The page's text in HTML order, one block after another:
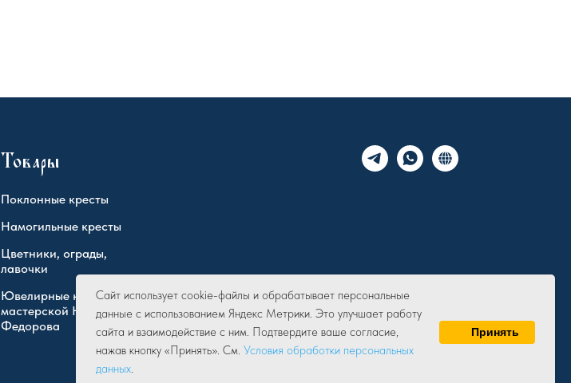
Сайт использует cookie-файлы и обрабатывает персональные
данные с использованием Яндекс Метрики. Это улучшает работу
сайта и взаимодействие с ним. Подтвердите ваше согласие,
нажав кнопку «Принять». См. Условия обработки персональных
данных.
Принять
Товары
Поклонные кресты
Намогильные кресты
Цветники, ограды,
лавочки
Ювелирные кресты
мастерской Юрия
Федорова